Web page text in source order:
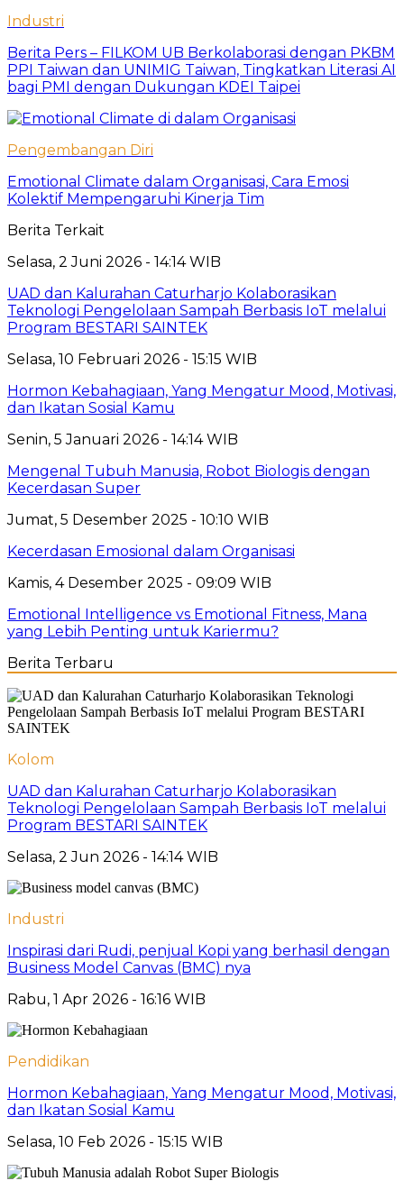
Industri
Berita Pers – FILKOM UB Berkolaborasi dengan PKBM
PPI Taiwan dan UNIMIG Taiwan, Tingkatkan Literasi AI
bagi PMI dengan Dukungan KDEI Taipei
Pengembangan Diri
Emotional Climate dalam Organisasi, Cara Emosi
Kolektif Mempengaruhi Kinerja Tim
Berita Terkait
Selasa, 2 Juni 2026 - 14:14 WIB
UAD dan Kalurahan Caturharjo Kolaborasikan
Teknologi Pengelolaan Sampah Berbasis IoT melalui
Program BESTARI SAINTEK
Selasa, 10 Februari 2026 - 15:15 WIB
Hormon Kebahagiaan, Yang Mengatur Mood, Motivasi,
dan Ikatan Sosial Kamu
Senin, 5 Januari 2026 - 14:14 WIB
Mengenal Tubuh Manusia, Robot Biologis dengan
Kecerdasan Super
Jumat, 5 Desember 2025 - 10:10 WIB
Kecerdasan Emosional dalam Organisasi
Kamis, 4 Desember 2025 - 09:09 WIB
Emotional Intelligence vs Emotional Fitness, Mana
yang Lebih Penting untuk Kariermu?
Berita Terbaru
Kolom
UAD dan Kalurahan Caturharjo Kolaborasikan
Teknologi Pengelolaan Sampah Berbasis IoT melalui
Program BESTARI SAINTEK
Selasa, 2 Jun 2026 - 14:14 WIB
Industri
Inspirasi dari Rudi, penjual Kopi yang berhasil dengan
Business Model Canvas (BMC) nya
Rabu, 1 Apr 2026 - 16:16 WIB
Pendidikan
Hormon Kebahagiaan, Yang Mengatur Mood, Motivasi,
dan Ikatan Sosial Kamu
Selasa, 10 Feb 2026 - 15:15 WIB